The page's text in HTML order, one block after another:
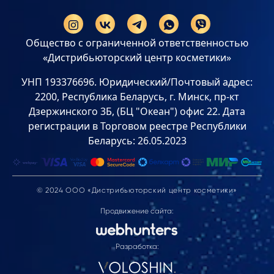
Общество с ограниченной ответственностью
«Дистрибьюторский центр косметики»
УНП 193376696. Юридический/Почтовый адрес:
2200, Республика Беларусь, г. Минск, пр-кт
Дзержинского 3Б, (БЦ "Океан") офис 22. Дата
регистрации в Торговом реестре Республики
Беларусь: 26.05.2023
© 2024 ООО «Дистрибьюторский центр косметики»
Продвижение сайта:
Разработка: